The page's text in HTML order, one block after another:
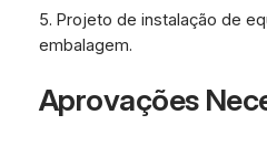
5. Projeto de instalação de
embalagem.
Aprovações